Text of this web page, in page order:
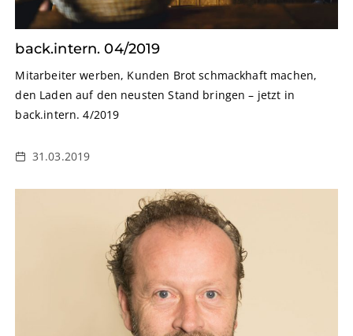
back.intern. 04/2019
Mitarbeiter werben, Kunden Brot schmackhaft machen,
den Laden auf den neusten Stand bringen – jetzt in
back.intern. 4/2019
31.03.2019